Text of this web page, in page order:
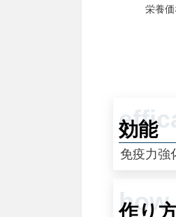
効能
免疫力強
作り